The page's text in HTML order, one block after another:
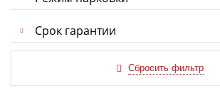
Срок гарантии